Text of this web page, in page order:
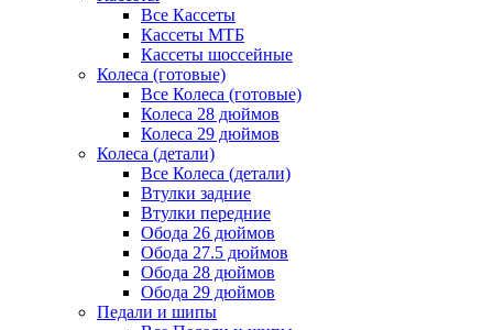
Все Кассеты
Кассеты МТБ
Кассеты шоссейные
Колеса (готовые)
Все Колеса (готовые)
Колеса 28 дюймов
Колеса 29 дюймов
Колеса (детали)
Все Колеса (детали)
Втулки задние
Втулки передние
Обода 26 дюймов
Обода 27.5 дюймов
Обода 28 дюймов
Обода 29 дюймов
Педали и шипы